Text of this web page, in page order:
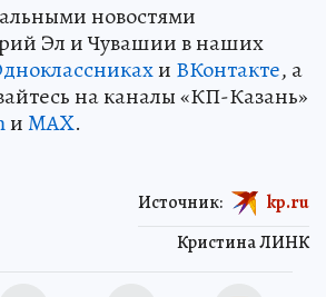
новостями
Эл и Чувашии в наших
и ВКонтакте, а
на каналы «КП-Казань»
иMAX.
Кристина ЛИНК
Источник: kp.ru